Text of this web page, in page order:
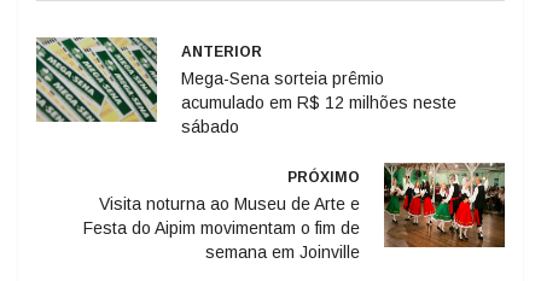
ANTERIOR
Mega-Sena sorteia prêmio
acumulado em R$ 12 milhões neste
sábado
PRÓXIMO
Visita noturna ao Museu de Arte e
Festa do Aipim movimentam o fim de
semana em Joinville